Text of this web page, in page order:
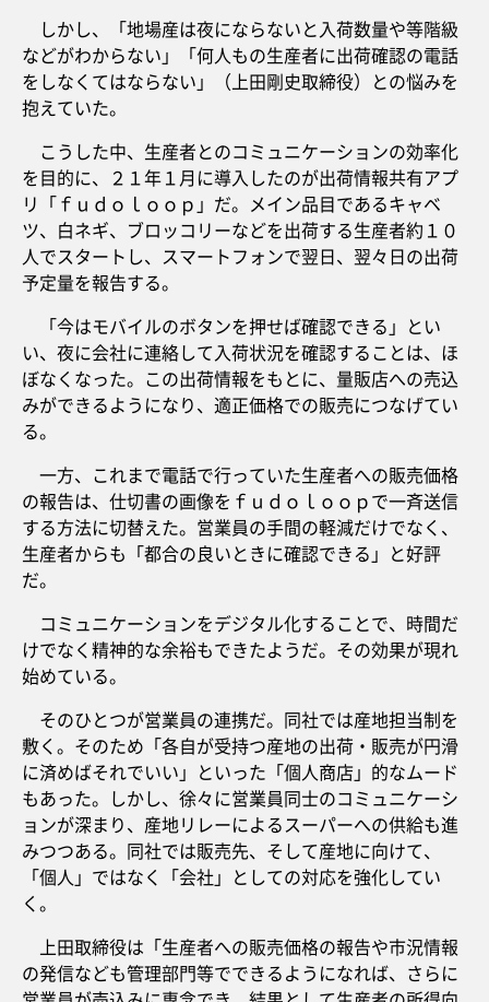
しかし、「地場産は夜にならないと入荷数量や等階級
などがわからない」「何人もの生産者に出荷確認の電話
をしなくてはならない」（上田剛史取締役）との悩みを
抱えていた。
こうした中、生産者とのコミュニケーションの効率化
を目的に、２１年１月に導入したのが出荷情報共有アプ
リ「ｆｕｄｏｌｏｏｐ」だ。メイン品目であるキャベ
ツ、白ネギ、ブロッコリーなどを出荷する生産者約１０
人でスタートし、スマートフォンで翌日、翌々日の出荷
予定量を報告する。
「今はモバイルのボタンを押せば確認できる」とい
い、夜に会社に連絡して入荷状況を確認することは、ほ
ぼなくなった。この出荷情報をもとに、量販店への売込
みができるようになり、適正価格での販売につなげてい
る。
一方、これまで電話で行っていた生産者への販売価格
の報告は、仕切書の画像をｆｕｄｏｌｏｏｐで一斉送信
する方法に切替えた。営業員の手間の軽減だけでなく、
生産者からも「都合の良いときに確認できる」と好評
だ。
コミュニケーションをデジタル化することで、時間だ
けでなく精神的な余裕もできたようだ。その効果が現れ
始めている。
そのひとつが営業員の連携だ。同社では産地担当制を
敷く。そのため「各自が受持つ産地の出荷・販売が円滑
に済めばそれでいい」といった「個人商店」的なムード
もあった。しかし、徐々に営業員同士のコミュニケーシ
ョンが深まり、産地リレーによるスーパーへの供給も進
みつつある。同社では販売先、そして産地に向けて、
「個人」ではなく「会社」としての対応を強化してい
く。
上田取締役は「生産者への販売価格の報告や市況情報
の発信なども管理部門等でできるようになれば、さらに